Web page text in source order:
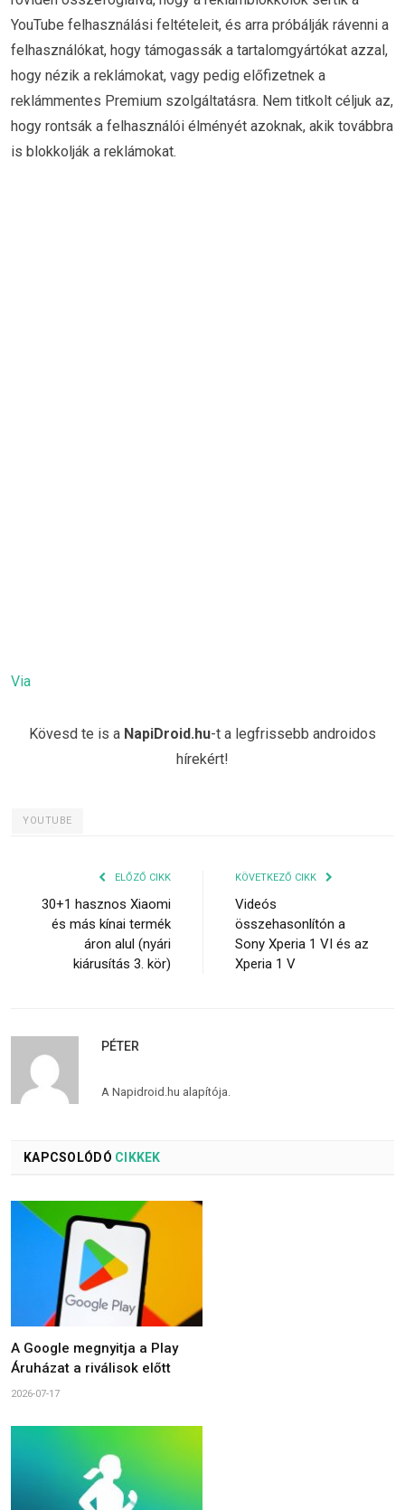
YouTube felhasználási feltételeit, és arra próbálják rávenni a
felhasználókat, hogy támogassák a tartalomgyártókat azzal,
hogy nézik a reklámokat, vagy pedig előfizetnek a
reklámmentes Premium szolgáltatásra. Nem titkolt céljuk az,
hogy rontsák a felhasználói élményét azoknak, akik továbbra
is blokkolják a reklámokat.
Via
Kövesd te is a NapiDroid.hu-t a legfrissebb androidos
hírekért!
YOUTUBE
ELŐZŐ CIKK
30+1 hasznos Xiaomi
és más kínai termék
áron alul (nyári
kiárusítás 3. kör)
KÖVETKEZŐ CIKK
Videós
összehasonlítón a
Sony Xperia 1 VI és az
Xperia 1 V
PÉTER
A Napidroid.hu alapítója.
KAPCSOLÓDÓ CIKKEK
A Google megnyitja a Play
Áruházat a riválisok előtt
2026-07-17